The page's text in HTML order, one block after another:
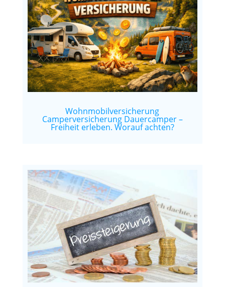
Wohnmobilversicherung
Camperversicherung Dauercamper –
Freiheit erleben. Worauf achten?